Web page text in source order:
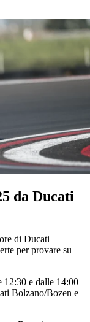
da Ducati
di Ducati
per provare su
12:30 e dalle 14:00
Bolzano/Bozen e